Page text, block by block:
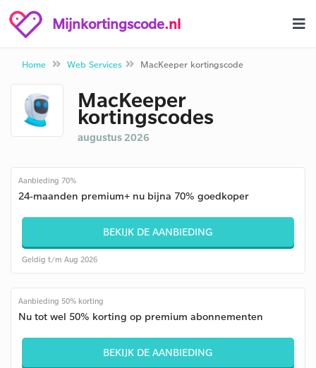
Mijnkortingscode.nl
Home Web Services MacKeeper kortingscode
MacKeeper
kortingscodes
augustus 2026
Aanbieding 70%
24-maanden premium+ nu bijna 70% goedkoper
BEKIJK DE AANBIEDING
Geldig t/m Aug 2026
Aanbieding 50% korting
Nu tot wel 50% korting op premium abonnementen
BEKIJK DE AANBIEDING